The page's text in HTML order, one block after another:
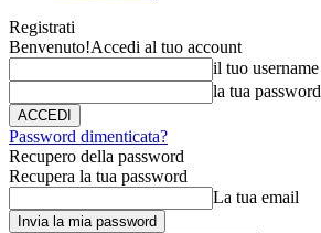
Registrati
Benvenuto!Accedi al tuo account
il tuo username
la tua password
Password dimenticata?
Recupero della password
Recupera la tua password
La tua email